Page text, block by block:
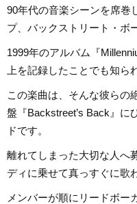
90年代の音楽シーンを席巻
プ、バックストリート・ボ
1999年のアルバム『
上を記録したことでも知ら
この楽曲は、そんな彼らの
盤『Backstreet’s Back』に
ドです。
離れてしまった大切な人へ
ディに乗せて真っすぐに歌
メンバーが順にリードボー